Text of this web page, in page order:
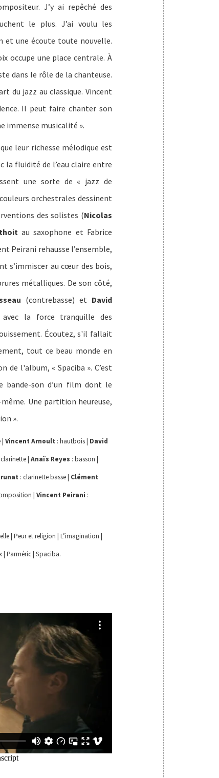
J’y ai repêché des
le plus. J’ai voulu les
et une écoute toute nouvelle.
occupe une place centrale. À
dans le rôle de la chanteuse.
du jazz au classique. Vincent
Il peut faire chanter son
immense musicalité ».
leur richesse mélodique est
la fluidité de l’eau claire entre
une sorte de « jazz de
orchestrales dessinent
des solistes (Nicolas
au saxophone et Fabrice
Peirani rehausse l’ensemble,
s’immiscer au cœur des bois,
métalliques. De son côté,
(contrebasse) et David
la force tranquille des
Écoutez, s'il fallait
tout ce beau monde en
l'album, « Spaciba ». C’est
bande-son d’un film dont le
Une partition heureuse,
».
|Vincent Arnoult : hautbois | David
clarinette |Anaïs Reyes : basson |
: clarinette basse | Clément
|Vincent Peirani :
| Peur et religion | L’imagination |
| Parméric | Spaciba.